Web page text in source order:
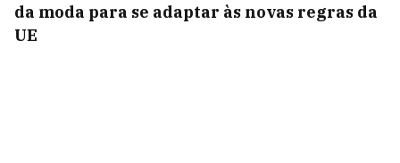
da moda para se adaptar às novas regras da
UE